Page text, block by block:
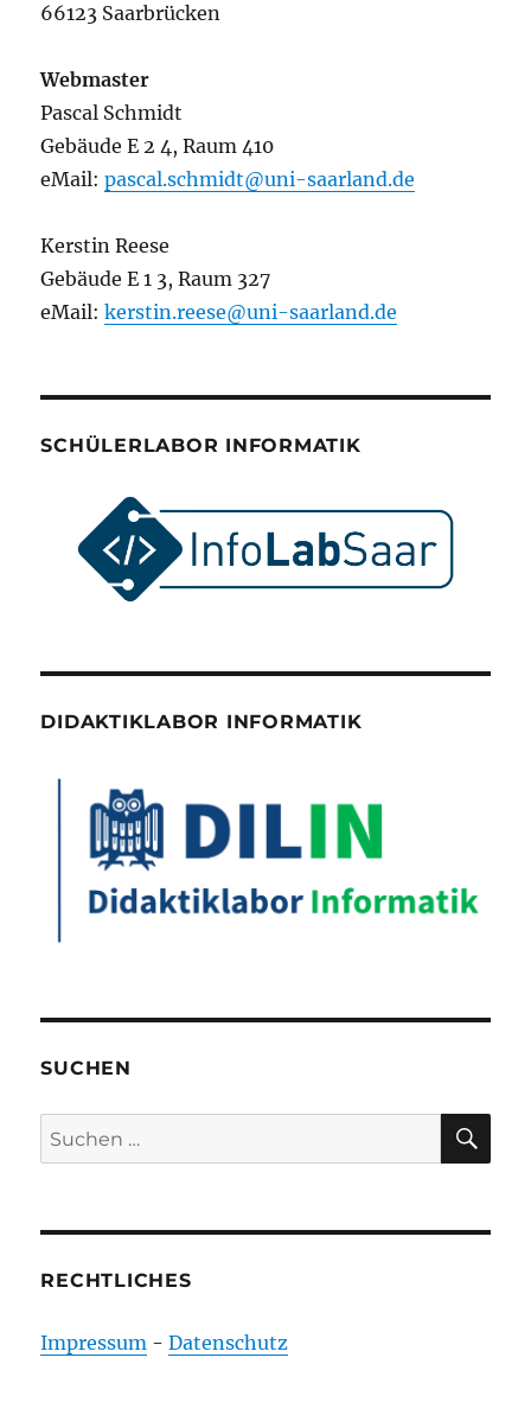
66123 Saarbrücken
Webmaster
Pascal Schmidt
Gebäude E 2 4, Raum 410
eMail:pascal.schmidt@uni-saarland.de
Kerstin Reese
Gebäude E 1 3, Raum 327
eMail:kerstin.reese@uni-saarland.de
SCHÜLERLABOR INFORMATIK
DIDAKTIKLABOR INFORMATIK
SUCHEN
Suchen
nach:
RECHTLICHES
Impressum -Datenschutz